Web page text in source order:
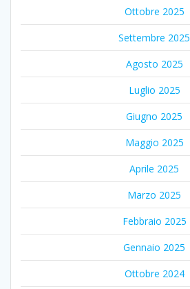
Ottobre 2025
Settembre 2025
Agosto 2025
Luglio 2025
Giugno 2025
Maggio 2025
Aprile 2025
Marzo 2025
Febbraio 2025
Gennaio 2025
Ottobre 2024